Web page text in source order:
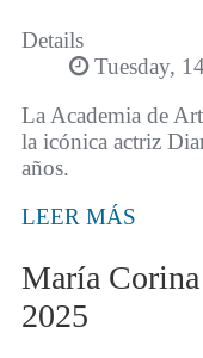
Details
Tuesday,
La Academia de
la icónica actriz
años.
LEER MÁS
María
2025